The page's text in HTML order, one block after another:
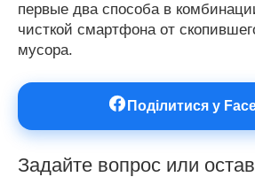
первые два способа в
чисткой смартфона от
мусора.
Поділитися у
Задайте вопрос или